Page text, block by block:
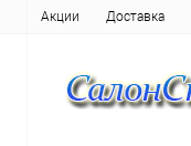
Акции Доставка